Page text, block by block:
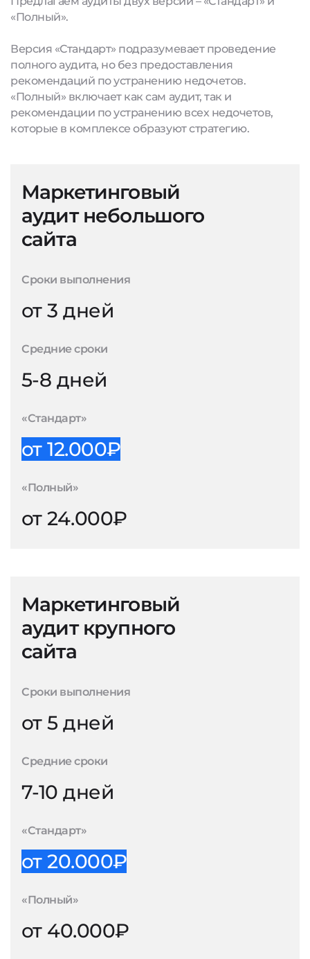
«Полный».
Версия «Стандарт» подразумевает проведение
полного аудита, но без предоставления
рекомендаций по устранению недочетов.
«Полный» включает как сам аудит, так и
рекомендации по устранению всех недочетов,
которые в комплексе образуют стратегию.
Маркетинговый
аудит небольшого
сайта
Сроки выполнения
от 3 дней
Средние сроки
5-8 дней
«Стандарт»
от 12.000₽
«Полный»
от 24.000₽
Маркетинговый
аудит крупного
сайта
Сроки выполнения
от 5 дней
Средние сроки
7-10 дней
«Стандарт»
от 20.000₽
«Полный»
от 40.000₽